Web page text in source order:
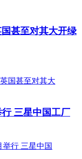
甚至对其大开绿
三星中国工厂